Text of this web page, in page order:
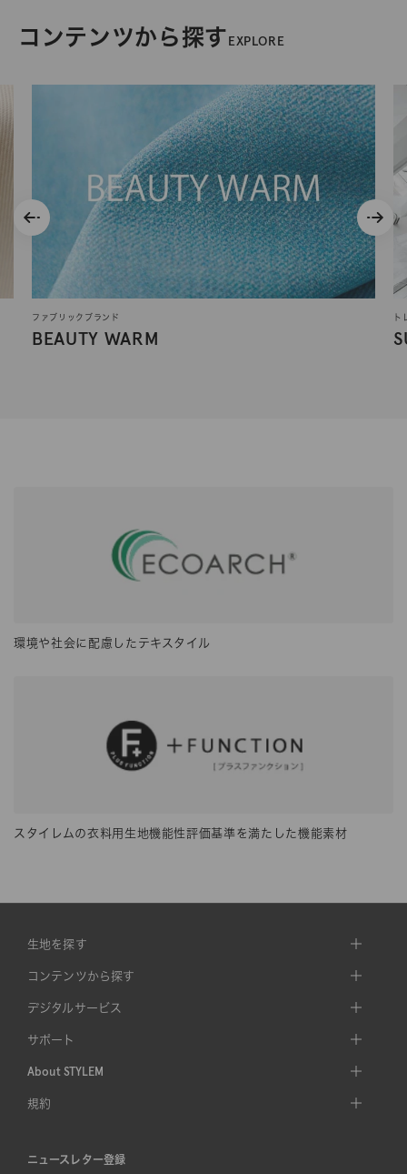
コンテンツから探すEXPLORE
ファブリックブランド
BEAUTY WARM
ト
環境や社会に配慮したテキスタイル
スタイレムの衣料用生地機能性評価基準を満たした機能素材
生地を探す
コンテンツから探す
デジタルサービス
サポート
About STYLEM
規約
ニュースレター登録